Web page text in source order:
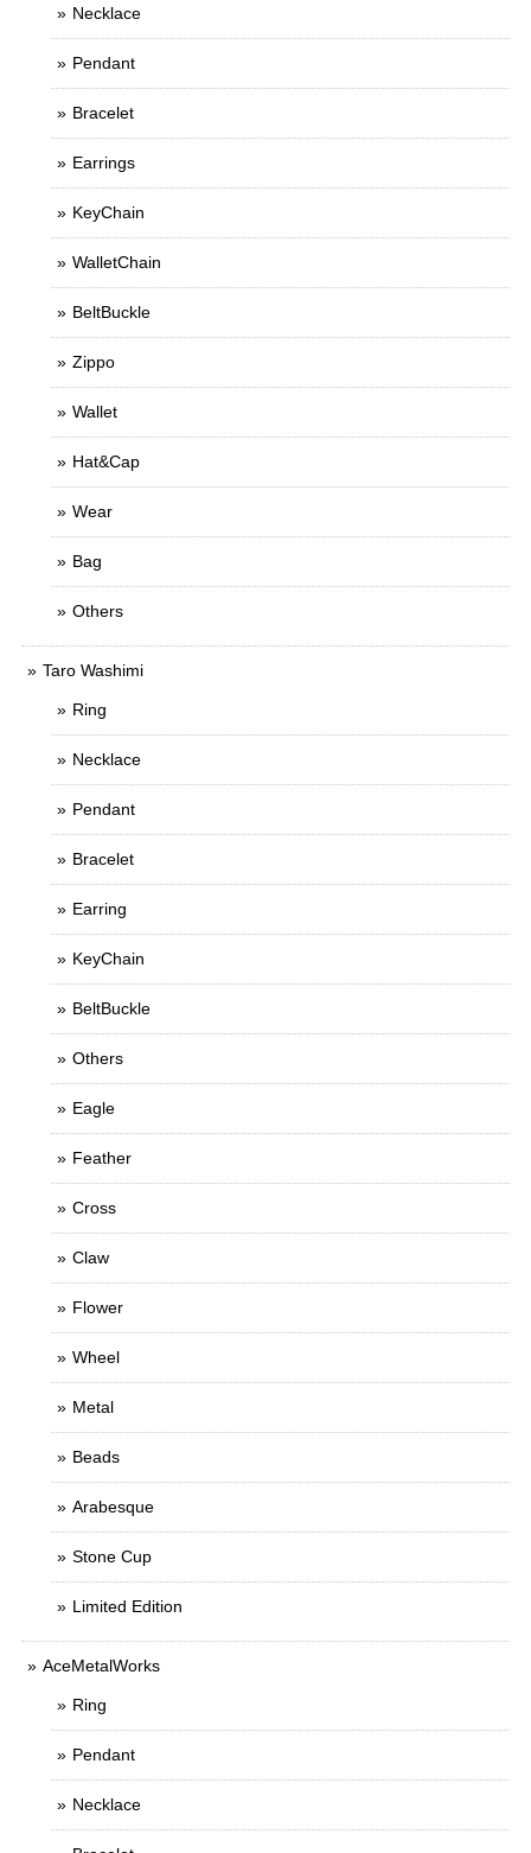
Necklace
Pendant
Bracelet
Earrings
KeyChain
WalletChain
BeltBuckle
Zippo
Wallet
Hat&Cap
Wear
Bag
Others
Taro Washimi
Ring
Necklace
Pendant
Bracelet
Earring
KeyChain
BeltBuckle
Others
Eagle
Feather
Cross
Claw
Flower
Wheel
Metal
Beads
Arabesque
Stone Cup
Limited Edition
AceMetalWorks
Ring
Pendant
Necklace